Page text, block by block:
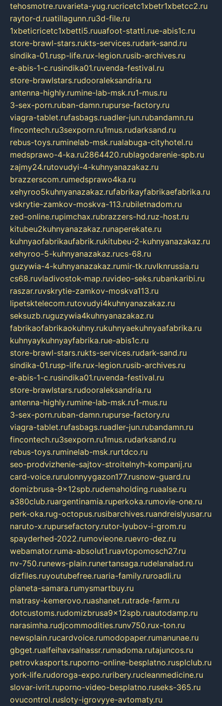
tehosmotre.ruvarieta-yug.rucricetc1xbetr1xbetcc2.ru
raytor-d.ruatillagunn.ru3d-file.ru
1xbeticricetc1xbetti5.ruuafoot-statti.rue-abis1c.ru
store-brawl-stars.rukts-services.rudark-sand.ru
sindika-01.rusp-life.rux-legion.rusib-archives.ru
e-abis-1-c.rusindika01.ruvenda-festival.ru
store-brawlstars.rudooraleksandria.ru
antenna-highly.rumine-lab-msk.ru1-mus.ru
3-sex-porn.ruban-damn.rupurse-factory.ru
viagra-tablet.rufasbags.ruadler-jun.rubandamn.ru
fincontech.ru3sexporn.ru1mus.rudarksand.ru
rebus-toys.ruminelab-msk.rualabuga-cityhotel.ru
medsprawo-4-ka.ru2864420.rublagodarenie-spb.ru
zajmy24.rutovudyi-4-kuhnyanazakaz.ru
brazzerscom.rumedsprawo4ka.ru
xehyroo5kuhnyanazakaz.rufabrikayfabrikaefabrika.ru
vskrytie-zamkov-moskva-113.rubiletnadom.ru
zed-online.rupimchax.rubrazzers-hd.ruz-host.ru
kitubeu2kuhnyanazakaz.runaperekate.ru
kuhnyaofabrikaufabrik.rukitubeu-2-kuhnyanazakaz.ru
xehyroo-5-kuhnyanazakaz.rucs-68.ru
guzywia-4-kuhnyanazakaz.rumir-tk.ruvlknrussia.ru
cs68.ruvladivostok-map.ruvideo-seks.rubankaribi.ru
raszar.ruvskrytie-zamkov-moskva113.ru
lipetsktelecom.rutovudyi4kuhnyanazakaz.ru
seksuzb.ruguzywia4kuhnyanazakaz.ru
fabrikaofabrikaokuhny.rukuhnyaekuhnyaafabrika.ru
kuhnyaykuhnyayfabrika.rue-abis1c.ru
store-brawl-stars.rukts-services.rudark-sand.ru
sindika-01.rusp-life.rux-legion.rusib-archives.ru
e-abis-1-c.rusindika01.ruvenda-festival.ru
store-brawlstars.rudooraleksandria.ru
antenna-highly.rumine-lab-msk.ru1-mus.ru
3-sex-porn.ruban-damn.rupurse-factory.ru
viagra-tablet.rufasbags.ruadler-jun.rubandamn.ru
fincontech.ru3sexporn.ru1mus.rudarksand.ru
rebus-toys.ruminelab-msk.rurtdco.ru
seo-prodvizhenie-sajtov-stroitelnyh-kompanij.ru
card-voice.rurulonnyygazon177.rusnow-guard.ru
domizbrusa-9x12spb.rudemaholding.ruaalse.ru
a380club.ruargentinamia.ruperkoka.rumovie-one.ru
perk-oka.rug-octopus.rusibarchives.ruandreislyusar.ru
naruto-x.rupursefactory.rutor-lyubov-i-grom.ru
spayderhed-2022.rumovieone.ruevro-dez.ru
webamator.ruma-absolut1.ruavtopomosch27.ru
nv-750.runews-plain.runertansaga.rudelanalad.ru
dizfiles.ruyoutubefree.ruaria-family.ruroadli.ru
planeta-samara.rumysmartbuy.ru
matrasy-kemerovo.ruashanet.rutrade-farm.ru
dotcustoms.rudomizbrusa9x12spb.ruautodamp.ru
narasimha.rudjcommodities.runv750.rux-ton.ru
newsplain.rucardvoice.rumodopaper.rumanunae.ru
gbget.rualfeihavsalnassr.rumadoma.rutajuncos.ru
petrovkasports.ruporno-online-besplatno.rusplclub.ru
york-life.rudoroga-expo.ruribery.rucleanmedicine.ru
slovar-ivrit.ruporno-video-besplatno.ruseks-365.ru
ovucontrol.rusloty-igrovyye-avtomaty.ru